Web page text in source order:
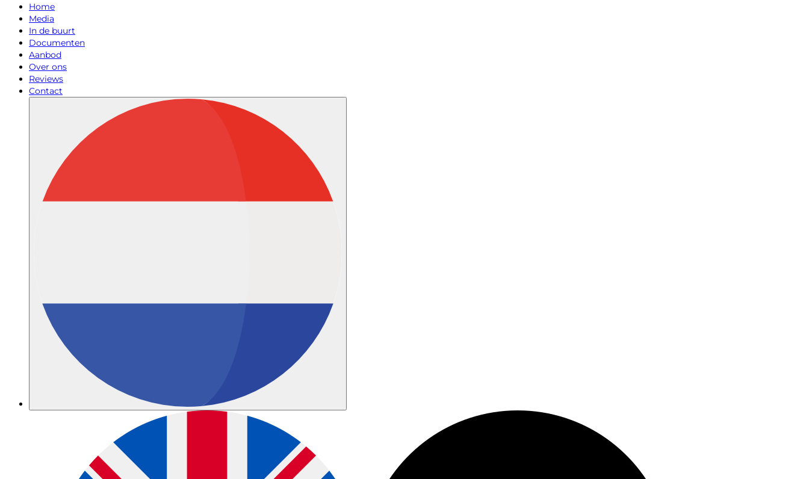
Home
Media
In de buurt
Documenten
Aanbod
Over ons
Reviews
Contact